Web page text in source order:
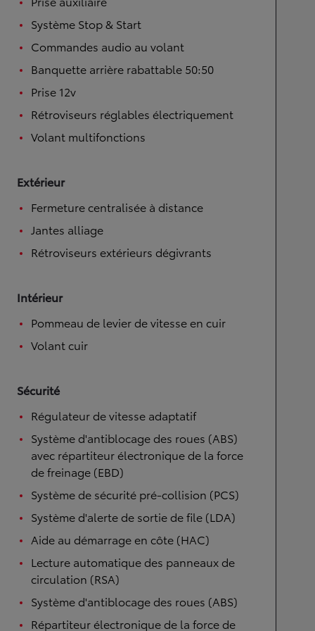
Système Stop & Start
Commandes audio au volant
Banquette arrière rabattable 50:50
Prise 12v
Rétroviseurs réglables électriquement
Volant multifonctions
Extérieur
Fermeture centralisée à distance
Jantes alliage
Rétroviseurs extérieurs dégivrants
Intérieur
Pommeau de levier de vitesse en cuir
Volant cuir
Sécurité
Régulateur de vitesse adaptatif
Système d'antiblocage des roues (ABS)
avec répartiteur électronique de la force
de freinage (EBD)
Système de sécurité pré-collision (PCS)
Système d'alerte de sortie de file (LDA)
Aide au démarrage en côte (HAC)
Lecture automatique des panneaux de
circulation (RSA)
Système d'antiblocage des roues (ABS)
Répartiteur électronique de la force de